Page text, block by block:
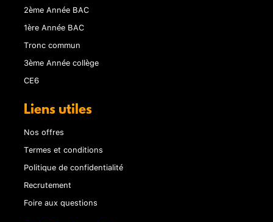
2ème Année BAC
1ère Année BAC
Tronc commun
3ème Année collège
CE6
Liens utiles
Nos offres
Termes et conditions
Politique de confidentialité
Recrutement
Foire aux questions